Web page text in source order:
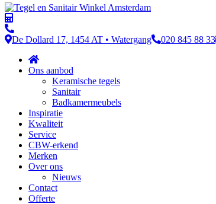
De Dollard 17, 1454 AT • Watergang 020 845 88 33
Ons aanbod
Keramische tegels
Sanitair
Badkamermeubels
Inspiratie
Kwaliteit
Service
CBW-erkend
Merken
Over ons
Nieuws
Contact
Offerte